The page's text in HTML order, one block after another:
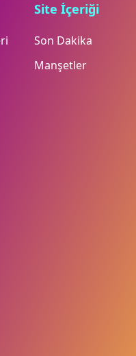
Site İçeriği
Son Dakika
Manşetler